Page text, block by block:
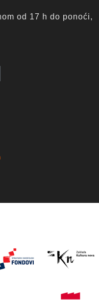
od 17 h do ponoći,